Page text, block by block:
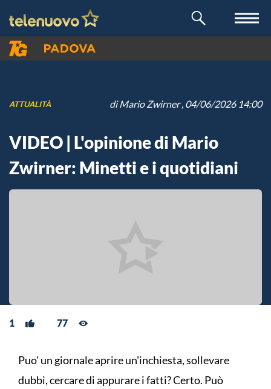
ATTUALITÀ diMario Zwirner, 04/06/2026 14:00
VIDEO | L'opinione di Mario
Zwirner: Minetti e i quotidiani
1 77
Puo' un giornale aprire un'inchiesta, sollevare
dubbi, cercare di appurare i fatti? Certo. Può